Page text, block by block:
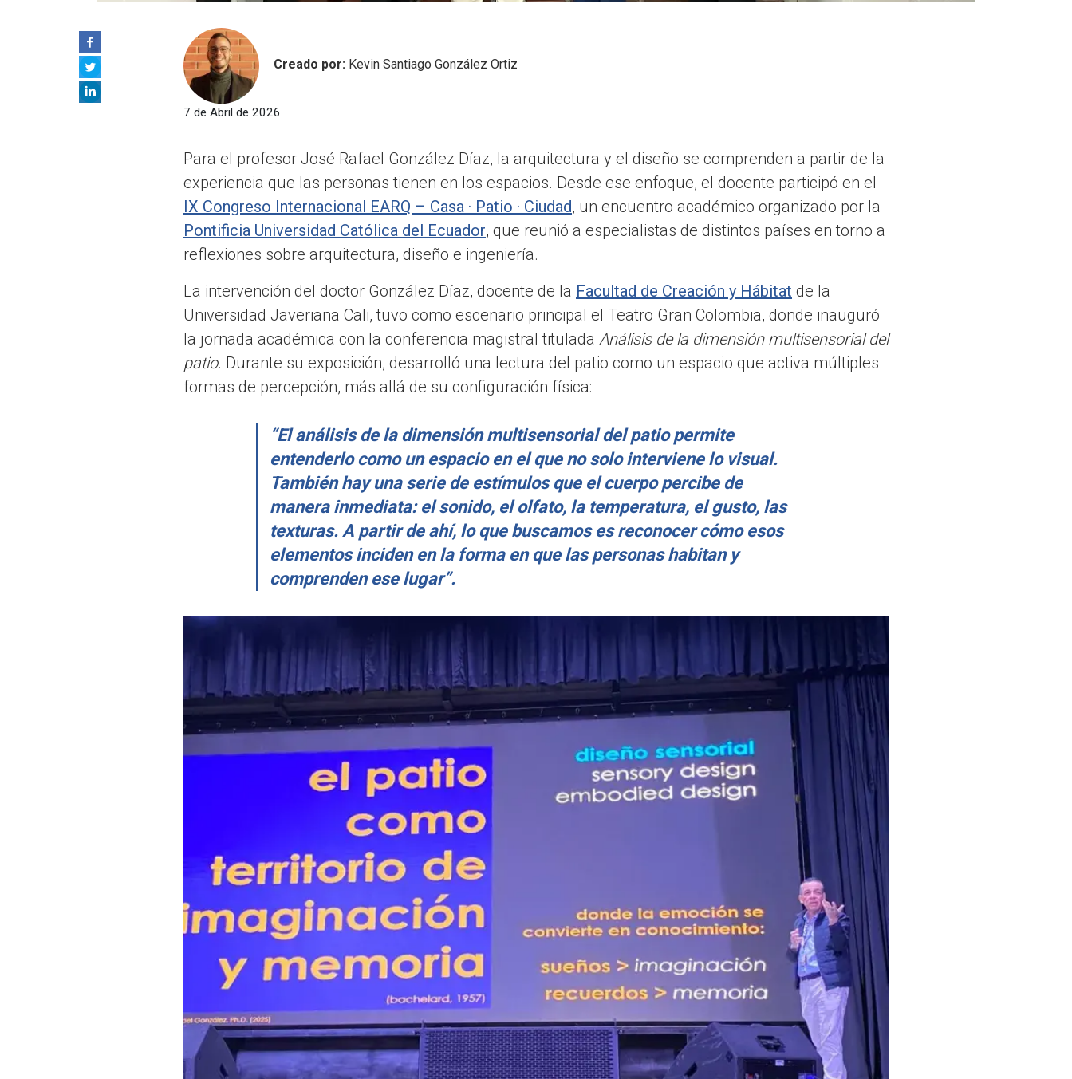
Creado por: Kevin Santiago González Ortiz
7 de Abril de 2026
Para el profesor José Rafael González Díaz, la arquitectura y el diseño se comprenden a partir de la
experiencia que las personas tienen en los espacios. Desde ese enfoque, el docente participó en el
IX Congreso Internacional EARQ – Casa · Patio · Ciudad, un encuentro académico organizado por la
Pontificia Universidad Católica del Ecuador, que reunió a especialistas de distintos países en torno a
reflexiones sobre arquitectura, diseño e ingeniería.
La intervención del doctor González Díaz, docente de la Facultad de Creación y Hábitat de la
Universidad Javeriana Cali, tuvo como escenario principal el Teatro Gran Colombia, donde inauguró
la jornada académica con la conferencia magistral titulada Análisis de la dimensión multisensorial del
patio. Durante su exposición, desarrolló una lectura del patio como un espacio que activa múltiples
formas de percepción, más allá de su configuración física:
“El análisis de la dimensión multisensorial del patio permite
entenderlo como un espacio en el que no solo interviene lo visual.
También hay una serie de estímulos que el cuerpo percibe de
manera inmediata: el sonido, el olfato, la temperatura, el gusto, las
texturas. A partir de ahí, lo que buscamos es reconocer cómo esos
elementos inciden en la forma en que las personas habitan y
comprenden ese lugar”.